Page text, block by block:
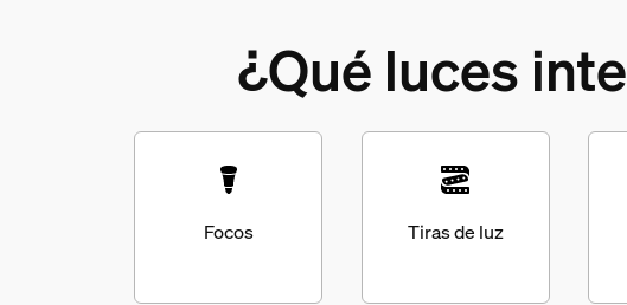
¿Qué luces
Focos Tiras de luz